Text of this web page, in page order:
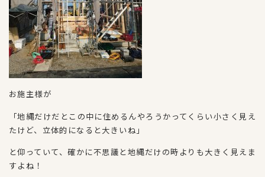
お施主様が
「地縄だけだとこの中に住めるんやろうかってくらい小さく見え
たけど、立体的になると大きいね」
と仰っていて、確かに不思議と地縄だけの時よりも大きく見えま
すよね！